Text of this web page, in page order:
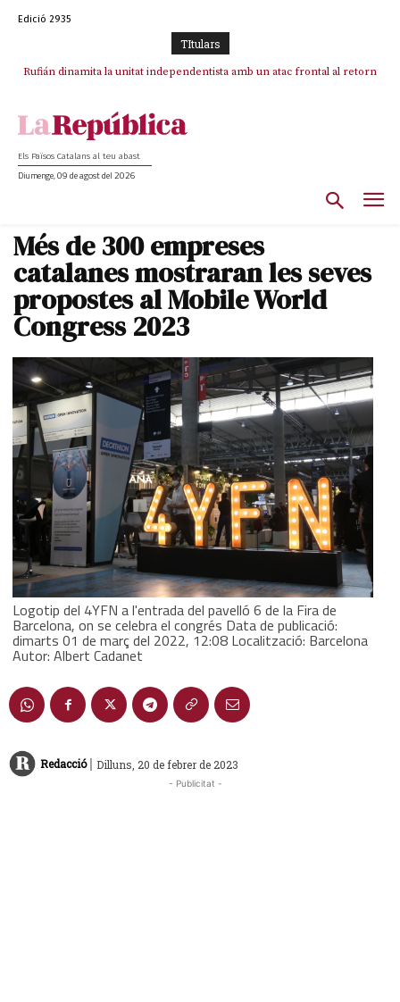
Edició 2935
TItulars
Rufián dinamita la unitat independentista amb un atac frontal al retorn
Puigdemont reivindica la transparència del seu retorn i manté el pols
Els Països Catalans al teu abast
Diumenge, 09 de agost del 2026
Més de 300 empreses
catalanes mostraran les seves
propostes al Mobile World
Congress 2023
Logotip del 4YFN a l'entrada del pavelló 6 de la Fira de
Barcelona, on se celebra el congrés Data de publicació:
dimarts 01 de març del 2022, 12:08 Localització: Barcelona
Autor: Albert Cadanet
Redacció | Dilluns, 20 de febrer de 2023
- Publicitat -